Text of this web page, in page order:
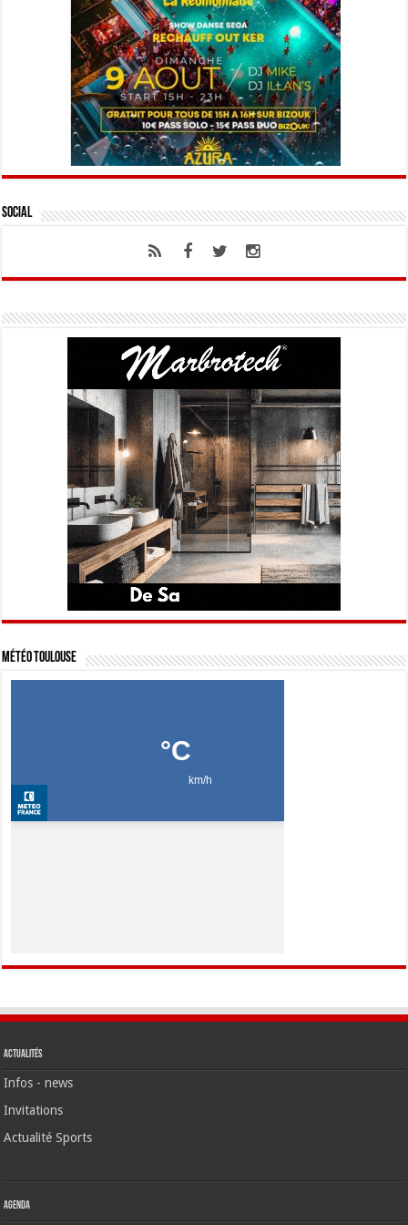
Social
Météo Toulouse
Actualités
Infos - news
Invitations
Actualité Sports
Agenda